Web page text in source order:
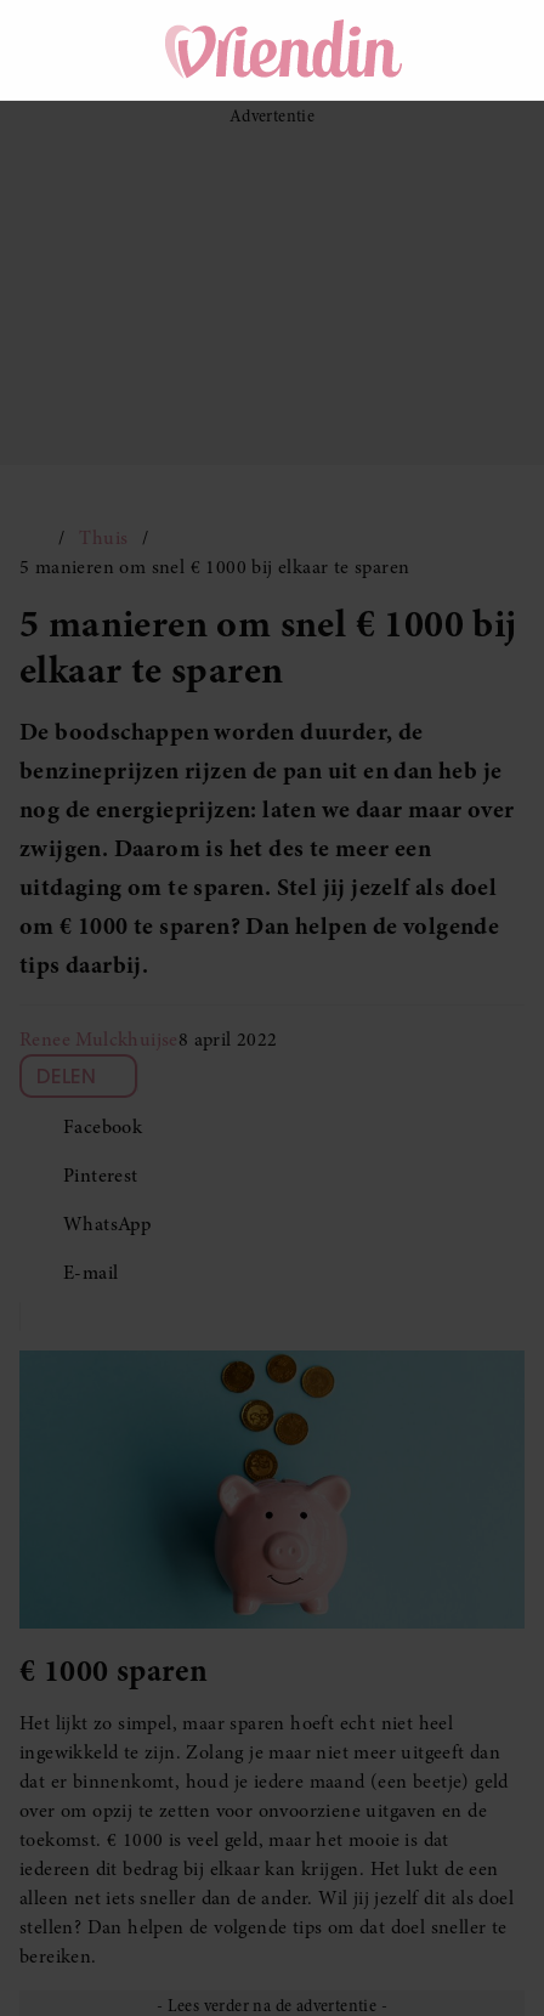
Thuis
5 manieren om snel € 1000 bij elkaar te sparen
5 manieren om snel € 1000 bij
elkaar te sparen
De boodschappen worden duurder, de
benzineprijzen rijzen de pan uit en dan heb je
nog de energieprijzen: laten we daar maar over
zwijgen. Daarom is het des te meer een
uitdaging om te sparen. Stel jij jezelf als doel
om € 1000 te sparen? Dan helpen de volgende
tips daarbij.
Renee Mulckhuijse8 april 2022
DELEN
Facebook
Pinterest
WhatsApp
E-mail
€ 1000 sparen
Het lijkt zo simpel, maar sparen hoeft echt niet heel
ingewikkeld te zijn. Zolang je maar niet meer uitgeeft dan
dat er binnenkomt, houd je iedere maand (een beetje) geld
over om opzij te zetten voor onvoorziene uitgaven en de
toekomst. € 1000 is veel geld, maar het mooie is dat
iedereen dit bedrag bij elkaar kan krijgen. Het lukt de een
alleen net iets sneller dan de ander. Wil jij jezelf dit als doel
stellen? Dan helpen de volgende tips om dat doel sneller te
bereiken.